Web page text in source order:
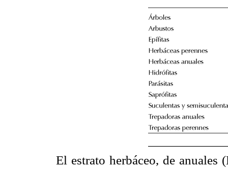
El estrato herbáceo, de anuales